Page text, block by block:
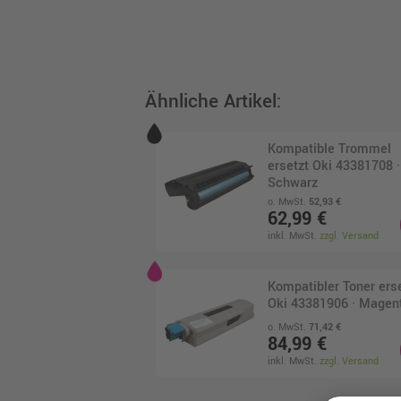
Ähnliche Artikel:
Kompatible Trommel
ersetzt Oki 43381708 ·
Schwarz
o. MwSt. 52,93 €
62,99 €
inkl. MwSt. zzgl. Versand
Kompatibler Toner
Oki 43381906 ·
o. MwSt. 71,42 €
84,99 €
inkl. MwSt. zzgl. Versand